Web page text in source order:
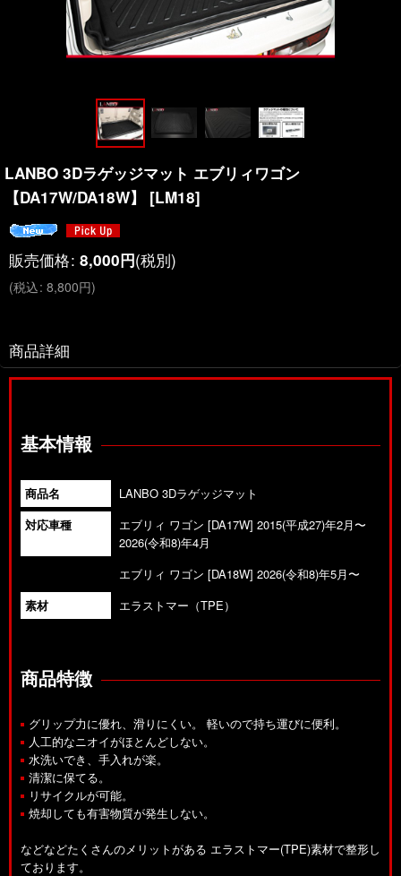
LANBO 3Dラゲッジマット エブリィワゴン
【DA17W/DA18W】
[LM18]
販売価格: 8,000円(税別)
(税込: 8,800円)
商品詳細
基本情報
商品名
LANBO 3Dラゲッジマット
対応車種
エブリィ ワゴン [DA17W] 2015(平成27)年2月〜
2026(令和8)年4月
エブリィ ワゴン [DA18W] 2026(令和8)年5月〜
素材
エラストマー（TPE）
商品特徴
グリップ力に優れ、滑りにくい。 軽いので持ち運びに便利。
人工的なニオイがほとんどしない。
水洗いでき、手入れが楽。
清潔に保てる。
リサイクルが可能。
焼却しても有害物質が発生しない。
などなどたくさんのメリットがある エラストマー(TPE)素材で整形し
ております。